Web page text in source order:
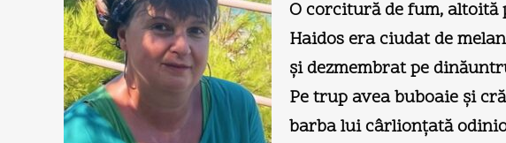
O corcitură de fum, altoită
Haidos era ciudat de
şi dezmembrat pe
Pe trup avea buboaie şi
barba lui cârlionţată